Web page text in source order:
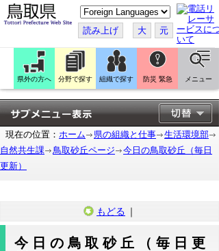
こ
の
ペ
ー
ジ
翻
訳
す
る
読み上げ 大 元
県外の方へ 分野で探す 組織で探す 防災 緊急 メニュー
現在の位置： ホーム 県の組織と仕事
生活環境部
自然共生課
鳥取砂丘ページ
今日の鳥取砂丘（毎日
更新）
もどる ｜
今日の鳥取砂丘（毎日更